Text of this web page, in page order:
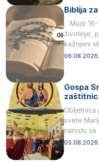
Biblija
Mudr 16-
životinje,
kažnjeni
kukaca.2
06.08.2026.
Gospa
Obljetnica
svete
narodu se
naziv,
05.08.2026.